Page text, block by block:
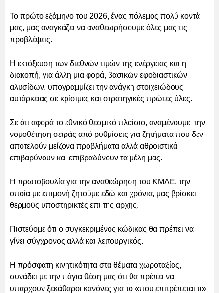
Το πρώτο εξάμηνο του 2026, ένας πόλεμος πολύ κοντά
μας, μας αναγκάζει να αναθεωρήσουμε όλες μας τις
προβλέψεις.
Η εκτόξευση των διεθνών τιμών της ενέργειας και η
διακοπή, για άλλη μια φορά, βασικών εφοδιαστικών
αλυσίδων, υπογραμμίζει την ανάγκη στοιχειώδους
αυτάρκειας σε κρίσιμες και στρατηγικές πρώτες ύλες.
Σε ότι αφορά το εθνικό θεσμικό πλαίσιο, αναμένουμε την
νομοθέτηση σειράς από ρυθμίσεις για ζητήματα που δεν
αποτελούν μείζονα προβλήματα αλλά αθροιστικά
επιβαρύνουν και επιβραδύνουν τα μέλη μας.
Η πρωτοβουλία για την αναθεώρηση του ΚΜΛΕ, την
οποία με επιμονή ζητούμε εδώ και χρόνια, μας βρίσκει
θερμούς υποστηρικτές επι της αρχής.
Πιστεύομε ότι ο συγκεκριμένος κώδικας θα πρέπει να
γίνει σύγχρονος αλλά και λειτουργικός.
Η πρόσφατη κινητικότητα στα θέματα χωροταξίας,
συνάδει με την πάγια θέση μας ότι θα πρέπει να
υπάρχουν ξεκάθαροι κανόνες για το «που επιτρέπεται τι»